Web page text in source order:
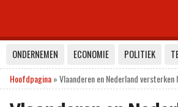
ONDERNEMEN ECONOMIE POLITIEK
Hoofdpagina»Vlaanderen en Nederland versterken